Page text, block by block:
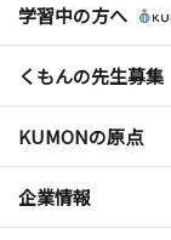
学習中の方へ
くもんの先生募集
KUMONの原点
企業情報